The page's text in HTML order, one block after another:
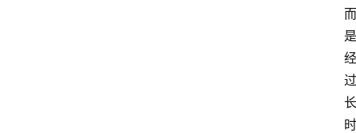
而
是
经
过
长
时